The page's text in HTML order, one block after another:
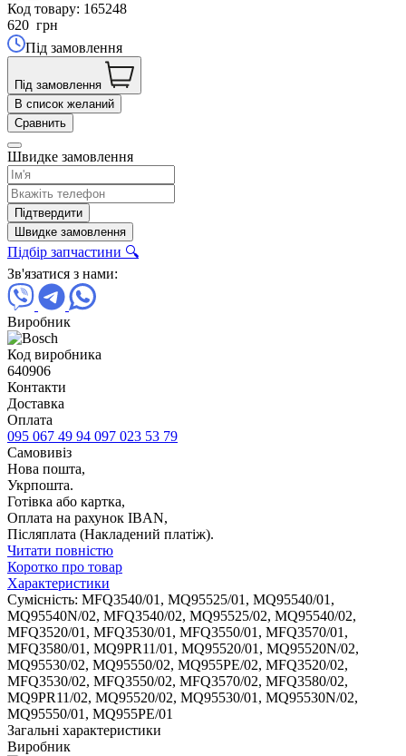
Код товару: 165248
620 грн
Під замовлення
Під замовлення
В список желаний
Сравнить
Швидке замовлення
Підтвердити
Швидке замовлення
Підбір запчастини 🔍
Зв'язатися з нами:
Виробник
Код виробника
640906
Контакти
Доставка
Оплата
095 067 49 94 097 023 53 79
Самовивіз
Нова пошта,
Укрпошта.
Готівка або картка,
Оплата на рахунок IBAN,
Післяплата (Накладений платіж).
Читати повністю
Коротко про товар
Характеристики
Сумісність: MFQ3540/01, MQ95525/01, MQ95540/01,
MQ95540N/02, MFQ3540/02, MQ95525/02, MQ95540/02,
MFQ3520/01, MFQ3530/01, MFQ3550/01, MFQ3570/01,
MFQ3580/01, MQ9PR11/01, MQ95520/01, MQ95520N/02,
MQ95530/02, MQ95550/02, MQ955PE/02, MFQ3520/02,
MFQ3530/02, MFQ3550/02, MFQ3570/02, MFQ3580/02,
MQ9PR11/02, MQ95520/02, MQ95530/01, MQ95530N/02,
MQ95550/01, MQ955PE/01
Загальні характеристики
Виробник